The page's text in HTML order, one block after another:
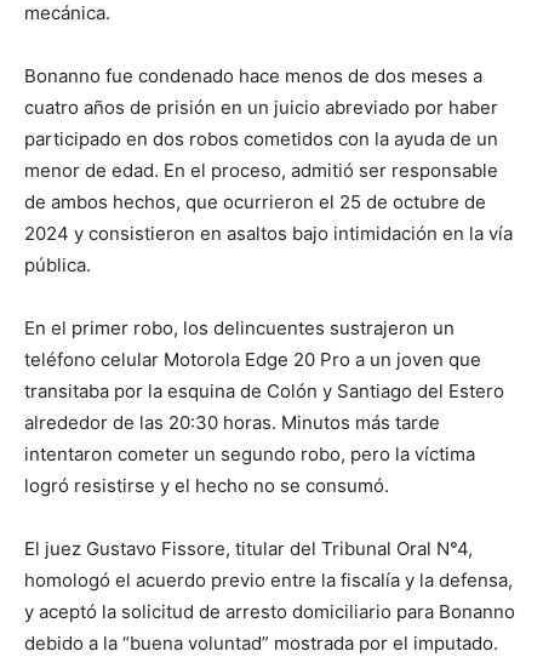
mecánica.
Bonanno fue condenado hace menos de dos meses a
cuatro años de prisión en un juicio abreviado por haber
participado en dos robos cometidos con la ayuda de un
menor de edad. En el proceso, admitió ser responsable
de ambos hechos, que ocurrieron el 25 de octubre de
2024 y consistieron en asaltos bajo intimidación en la vía
pública.
En el primer robo, los delincuentes sustrajeron un
teléfono celular Motorola Edge 20 Pro a un joven que
transitaba por la esquina de Colón y Santiago del Estero
alrededor de las 20:30 horas. Minutos más tarde
intentaron cometer un segundo robo, pero la víctima
logró resistirse y el hecho no se consumó.
El juez Gustavo Fissore, titular del Tribunal Oral N°4,
homologó el acuerdo previo entre la fiscalía y la defensa,
y aceptó la solicitud de arresto domiciliario para Bonanno
debido a la “buena voluntad” mostrada por el imputado.